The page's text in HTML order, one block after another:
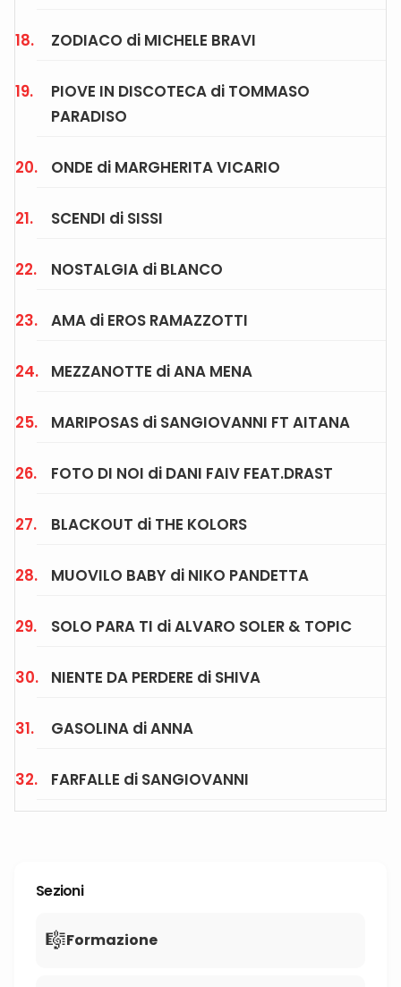
ZODIACO di MICHELE BRAVI
PIOVE IN DISCOTECA di TOMMASO
PARADISO
ONDE di MARGHERITA VICARIO
SCENDI di SISSI
NOSTALGIA di BLANCO
AMA di EROS RAMAZZOTTI
MEZZANOTTE di ANA MENA
MARIPOSAS di SANGIOVANNI FT AITANA
FOTO DI NOI di DANI FAIV FEAT.DRAST
BLACKOUT di THE KOLORS
MUOVILO BABY di NIKO PANDETTA
SOLO PARA TI di ALVARO SOLER & TOPIC
NIENTE DA PERDERE di SHIVA
GASOLINA di ANNA
FARFALLE di SANGIOVANNI
Sezioni
🎼Formazione